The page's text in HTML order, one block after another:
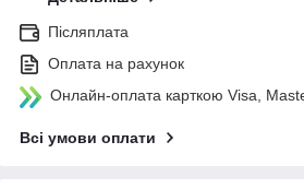
Післяплата
Оплата на рахунок
Онлайн-оплата карткою Visa,
Всі умови оплати